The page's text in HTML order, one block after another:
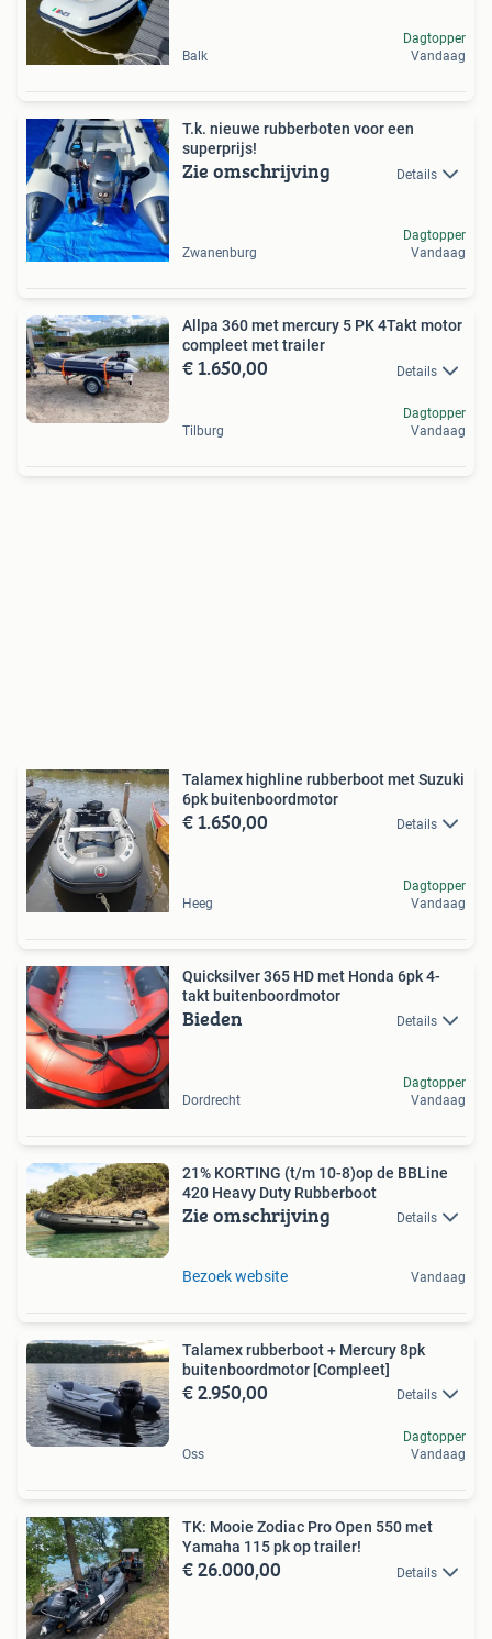
Balk
Dagtopper
Vandaag
T.k. nieuwe rubberboten voor een
superprijs!
Zie omschrijving Details
Zwanenburg
Dagtopper
Vandaag
Allpa 360 met mercury 5 PK 4Takt motor
compleet met trailer
€ 1.650,00 Details
Tilburg
Dagtopper
Vandaag
Talamex highline rubberboot met Suzuki
6pk buitenboordmotor
€ 1.650,00 Details
Heeg
Dagtopper
Vandaag
Quicksilver 365 HD met Honda 6pk 4-
takt buitenboordmotor
Bieden Details
Dordrecht
Dagtopper
Vandaag
21% KORTING (t/m 10-8)op de BBLine
420 Heavy Duty Rubberboot
Zie omschrijving Details
Bezoek website Vandaag
Talamex rubberboot + Mercury 8pk
buitenboordmotor [Compleet]
€ 2.950,00 Details
Oss
Dagtopper
Vandaag
TK: Mooie Zodiac Pro Open 550 met
Yamaha 115 pk op trailer!
€ 26.000,00 Details